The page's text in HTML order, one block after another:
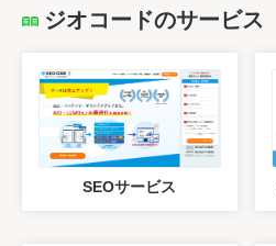
ジオコードのサービス
SEOサービス